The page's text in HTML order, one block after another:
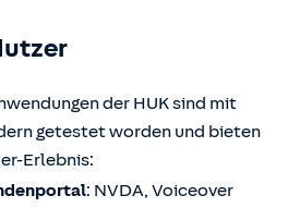
der HUK sind mit
getestet worden und bieten
Erlebnis:
: NVDA, Voiceover